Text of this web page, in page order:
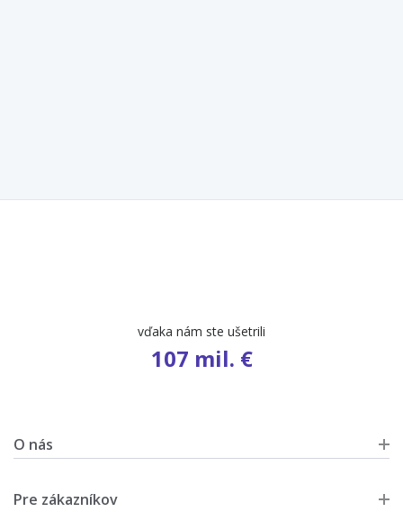
vďaka nám ste ušetrili
107 mil. €
O nás
Pre zákazníkov